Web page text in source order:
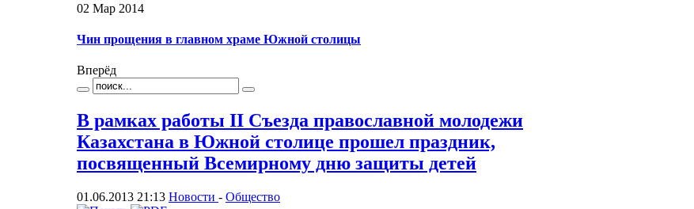
02 Мар 2014
Чин прощения в главном храме Южной столицы
Вперёд
В рамках работы II Съезда православной молодежи
Казахстана в Южной столице прошел праздник,
посвященный Всемирному дню защиты детей
01.06.2013 21:13 Новости - Общество